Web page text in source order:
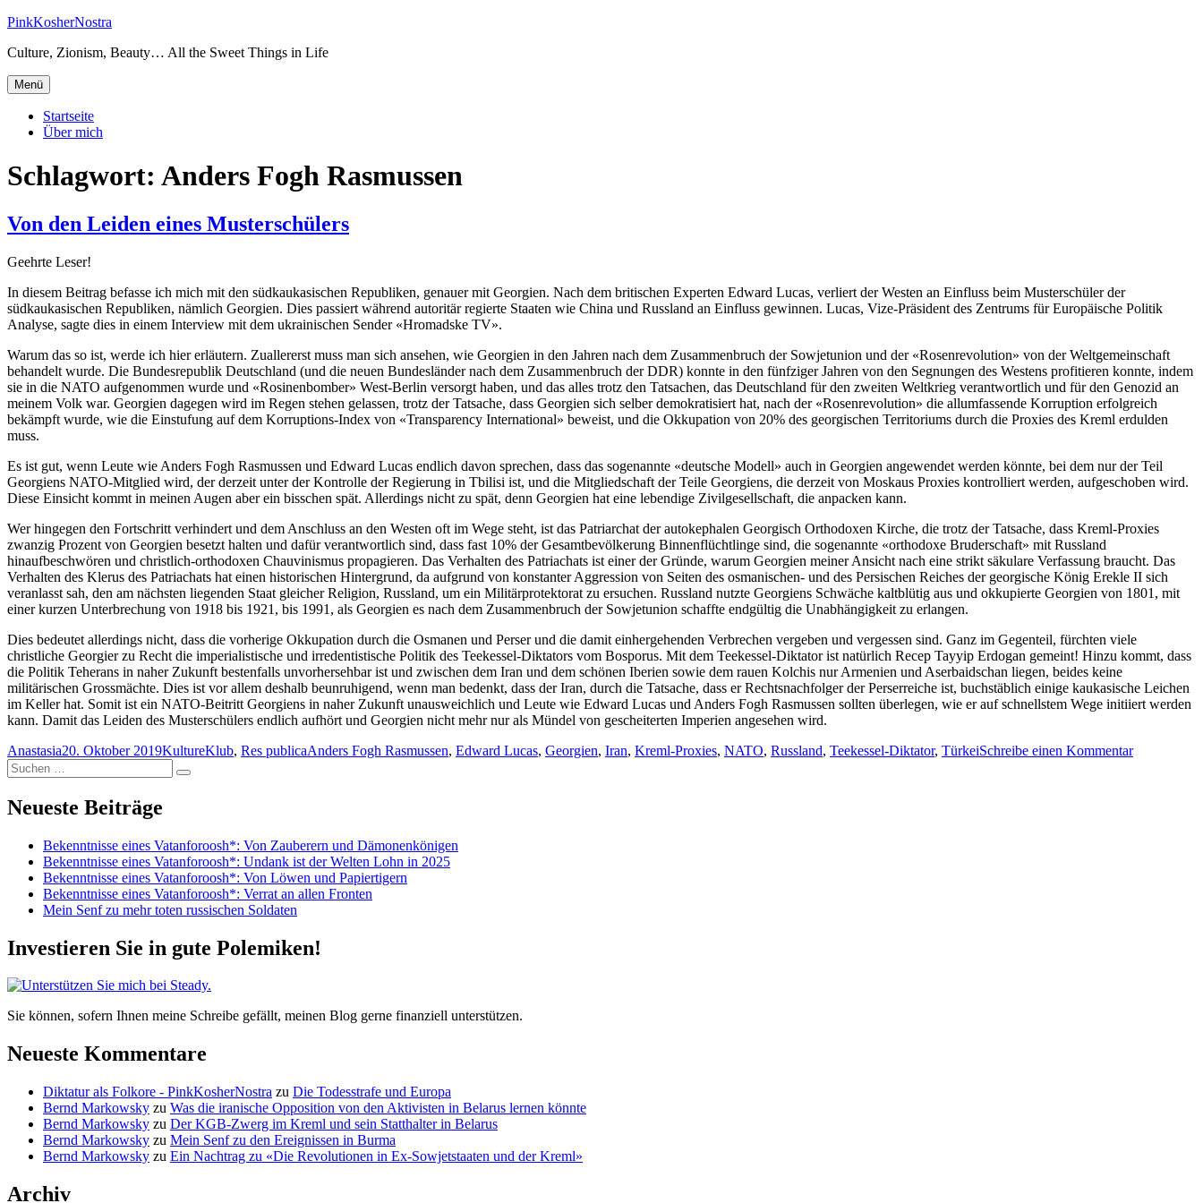
Zum
springen
PinkKosherNostra
Culture, Zionism, Beauty… All the Sweet Things in Life
Menü
Startseite
Über mich
Schlagwort: Anders Fogh Rasmussen
Von den Leiden eines Musterschülers
Geehrte Leser!
In diesem Beitrag befasse ich mich mit den südkaukasischen Republiken, genauer mit Georgien. Nach dem britischen Experten Edward Lucas, verliert der Westen an Einfluss beim Musterschüler der
südkaukasischen Republiken, nämlich Georgien. Dies passiert während autoritär regierte Staaten wie China und Russland an Einfluss gewinnen. Lucas, Vize-Präsident des Zentrums für Europäische Politik
Analyse, sagte dies in einem Interview mit dem ukrainischen Sender «Hromadske TV».
Warum das so ist, werde ich hier erläutern. Zuallererst muss man sich ansehen, wie Georgien in den Jahren nach dem Zusammenbruch der Sowjetunion und der «Rosenrevolution» von der Weltgemeinschaft
behandelt wurde. Die Bundesrepublik Deutschland (und die neuen Bundesländer nach dem Zusammenbruch der DDR) konnte in den fünfziger Jahren von den Segnungen des Westens profitieren konnte, indem
sie in die NATO aufgenommen wurde und «Rosinenbomber» West-Berlin versorgt haben, und das alles trotz den Tatsachen, das Deutschland für den zweiten Weltkrieg verantwortlich und für den Genozid an
meinem Volk war. Georgien dagegen wird im Regen stehen gelassen, trotz der Tatsache, dass Georgien sich selber demokratisiert hat, nach der «Rosenrevolution» die allumfassende Korruption erfolgreich
bekämpft wurde, wie die Einstufung auf dem Korruptions-Index von «Transparency International» beweist, und die Okkupation von 20% des georgischen Territoriums durch die Proxies des Kreml erdulden
muss.
Es ist gut, wenn Leute wie Anders Fogh Rasmussen und Edward Lucas endlich davon sprechen, dass das sogenannte «deutsche Modell» auch in Georgien angewendet werden könnte, bei dem nur der Teil
Georgiens NATO-Mitglied wird, der derzeit unter der Kontrolle der Regierung in Tbilisi ist, und die Mitgliedschaft der Teile Georgiens, die derzeit von Moskaus Proxies kontrolliert werden, aufgeschoben wird.
Diese Einsicht kommt in meinen Augen aber ein bisschen spät. Allerdings nicht zu spät, denn Georgien hat eine lebendige Zivilgesellschaft, die anpacken kann.
Wer hingegen den Fortschritt verhindert und dem Anschluss an den Westen oft im Wege steht, ist das Patriarchat der autokephalen Georgisch Orthodoxen Kirche, die trotz der Tatsache, dass Kreml-Proxies
zwanzig Prozent von Georgien besetzt halten und dafür verantwortlich sind, dass fast 10% der Gesamtbevölkerung Binnenflüchtlinge sind, die sogenannte «orthodoxe Bruderschaft» mit Russland
hinaufbeschwören und christlich-orthodoxen Chauvinismus propagieren. Das Verhalten des Patriachats ist einer der Gründe, warum Georgien meiner Ansicht nach eine strikt säkulare Verfassung braucht. Das
Verhalten des Klerus des Patriachats hat einen historischen Hintergrund, da aufgrund von konstanter Aggression von Seiten des osmanischen- und des Persischen Reiches der georgische König Erekle II sich
veranlasst sah, den am nächsten liegenden Staat gleicher Religion, Russland, um ein Militärprotektorat zu ersuchen. Russland nutzte Georgiens Schwäche kaltblütig aus und okkupierte Georgien von 1801, mit
einer kurzen Unterbrechung von 1918 bis 1921, bis 1991, als Georgien es nach dem Zusammenbruch der Sowjetunion schaffte endgültig die Unabhängigkeit zu erlangen.
Dies bedeutet allerdings nicht, dass die vorherige Okkupation durch die Osmanen und Perser und die damit einhergehenden Verbrechen vergeben und vergessen sind. Ganz im Gegenteil, fürchten viele
christliche Georgier zu Recht die imperialistische und irredentistische Politik des Teekessel-Diktators vom Bosporus. Mit dem Teekessel-Diktator ist natürlich Recep Tayyip Erdogan gemeint! Hinzu kommt, dass
die Politik Teherans in naher Zukunft bestenfalls unvorhersehbar ist und zwischen dem Iran und dem schönen Iberien sowie dem rauen Kolchis nur Armenien und Aserbaidschan liegen, beides keine
militärischen Grossmächte. Dies ist vor allem deshalb beunruhigend, wenn man bedenkt, dass der Iran, durch die Tatsache, dass er Rechtsnachfolger der Perserreiche ist, buchstäblich einige kaukasische Leichen
im Keller hat. Somit ist ein NATO-Beitritt Georgiens in naher Zukunft unausweichlich und Leute wie Edward Lucas und Anders Fogh Rasmussen sollten überlegen, wie er auf schnellstem Wege initiiert werden
kann. Damit das Leiden des Musterschülers endlich aufhört und Georgien nicht mehr nur als Mündel von gescheiterten Imperien angesehen wird.
Autor
AnastasiaVeröffentlicht
20. Oktober 2019Kategorien
KultureKlub, Res publicaSchlagwörter
Anders Fogh Rasmussen, Edward Lucas, Georgien, Iran, Kreml-Proxies, NATO, Russland, Teekessel-Diktator, TürkeiSchreibe einen Kommentarzu
Suchen
nach:
Suchen
Neueste Beiträge
Bekenntnisse eines Vatanforoosh*: Von Zauberern und Dämonenkönigen
Bekenntnisse eines Vatanforoosh*: Undank ist der Welten Lohn in 2025
Bekenntnisse eines Vatanforoosh*: Von Löwen und Papiertigern
Bekenntnisse eines Vatanforoosh*: Verrat an allen Fronten
Mein Senf zu mehr toten russischen Soldaten
Investieren Sie in gute Polemiken!
Sie können, sofern Ihnen meine Schreibe gefällt, meinen Blog gerne finanziell unterstützen.
Neueste Kommentare
Diktatur als Folkore - PinkKosherNostra zu Die Todesstrafe und Europa
Bernd Markowsky zu Was die iranische Opposition von den Aktivisten in Belarus lernen könnte
Bernd Markowsky zu Der KGB-Zwerg im Kreml und sein Statthalter in Belarus
Bernd Markowsky zu Mein Senf zu den Ereignissen in Burma
Bernd Markowsky zu Ein Nachtrag zu «Die Revolutionen in Ex-Sowjetstaaten und der Kreml»
Archiv